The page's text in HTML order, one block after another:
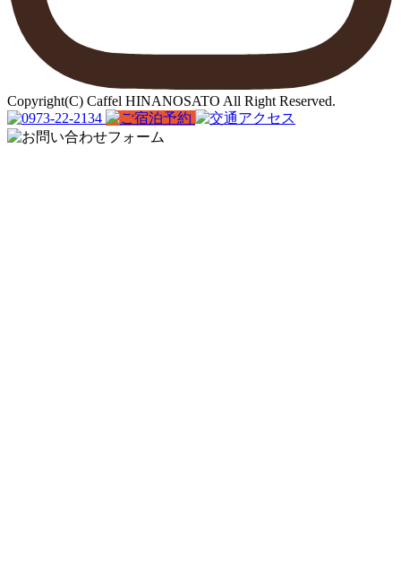
Copyright(C) Caffel HINANOSATO All Right Reserved.